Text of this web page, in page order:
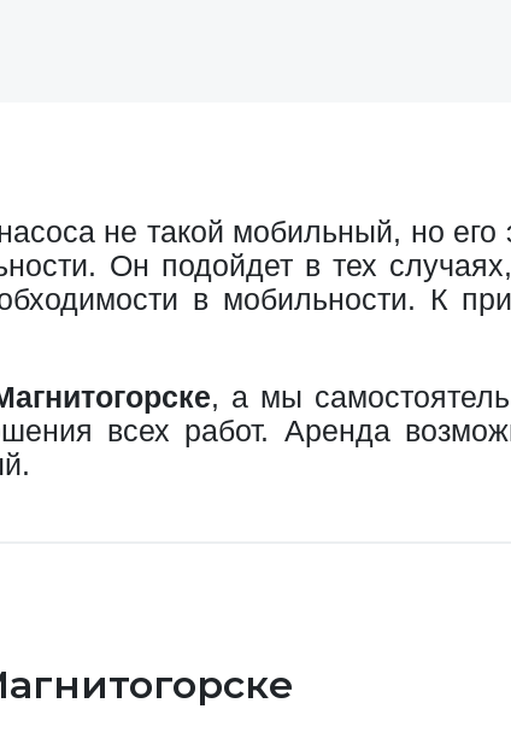
не такой мобильный, но его
Он подойдет в тех
в мобильности. К
, а мы
всех работ. Аренда